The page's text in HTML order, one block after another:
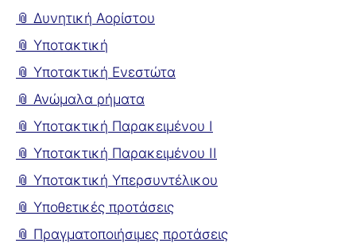
📎 Δυνητική Αορίστου
📎 Υποτακτική
📎 Υποτακτική Ενεστώτα
📎 Ανώμαλα ρήματα
📎 Υποτακτική Παρακειμένου I
📎 Υποτακτική Παρακειμένου II
📎 Υποτακτική Υπερσυντέλικου
📎 Υποθετικές προτάσεις
📎 Πραγματοποιήσιμες προτάσεις